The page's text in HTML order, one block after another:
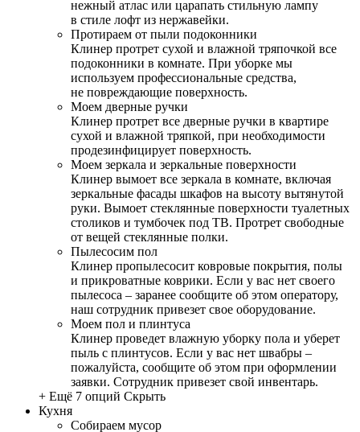
нежный атлас или царапать стильную лампу
в стиле лофт из нержавейки.
Протираем от пыли подоконники
Клинер протрет сухой и влажной тряпочкой все
подоконники в комнате. При уборке мы
используем профессиональные средства,
не повреждающие поверхность.
Моем дверные ручки
Клинер протрет все дверные ручки в квартире
сухой и влажной тряпкой, при необходимости
продезинфицирует поверхность.
Моем зеркала и зеркальные поверхности
Клинер вымоет все зеркала в комнате, включая
зеркальные фасады шкафов на высоту вытянутой
руки. Вымоет стеклянные поверхности туалетных
столиков и тумбочек под ТВ. Протрет свободные
от вещей стеклянные полки.
Пылесосим пол
Клинер пропылесосит ковровые покрытия, полы
и прикроватные коврики. Если у вас нет своего
пылесоса – заранее сообщите об этом оператору,
наш сотрудник привезет свое оборудование.
Моем пол и плинтуса
Клинер проведет влажную уборку пола и уберет
пыль с плинтусов. Если у вас нет швабры –
пожалуйста, сообщите об этом при оформлении
заявки. Сотрудник привезет свой инвентарь.
+ Ещё 7 опций Скрыть
Кухня
Собираем мусор